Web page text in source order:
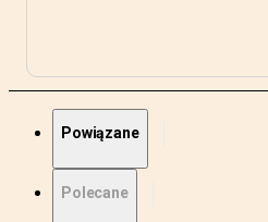
Powiązane
Polecane